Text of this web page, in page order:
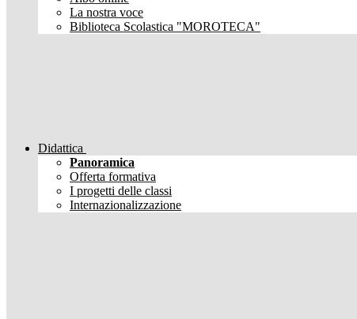
La nostra voce
Biblioteca Scolastica "MOROTECA"
Didattica
Panoramica
Offerta formativa
I progetti delle classi
Internazionalizzazione